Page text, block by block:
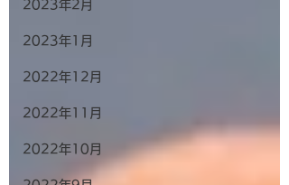
2023年2月
2023年1月
2022年12月
2022年11月
2022年10月